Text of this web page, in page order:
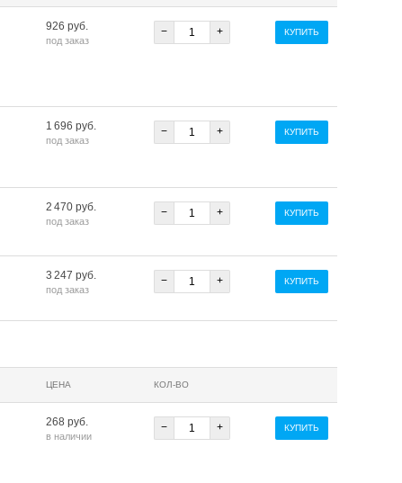
926 руб.
под заказ
− + КУПИТЬ
1 696 руб.
под заказ
− + КУПИТЬ
2 470 руб.
под заказ
− + КУПИТЬ
3 247 руб.
под заказ
− + КУПИТЬ
ЦЕНА КОЛ-ВО
268 руб.
в наличии
− + КУПИТЬ